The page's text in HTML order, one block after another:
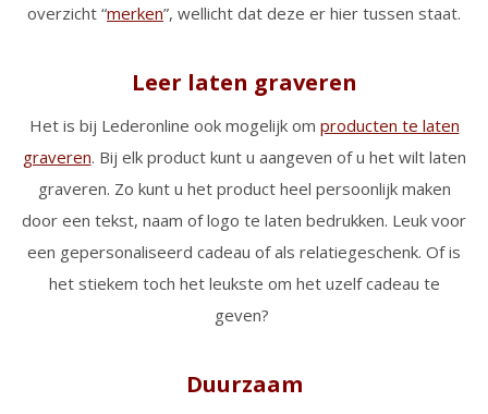
overzicht “merken”, wellicht dat deze er hier tussen staat.
Leer laten graveren
Het is bij Lederonline ook mogelijk om producten te laten
graveren. Bij elk product kunt u aangeven of u het wilt laten
graveren. Zo kunt u het product heel persoonlijk maken
door een tekst, naam of logo te laten bedrukken. Leuk voor
een gepersonaliseerd cadeau of als relatiegeschenk. Of is
het stiekem toch het leukste om het uzelf cadeau te
geven?
Duurzaam